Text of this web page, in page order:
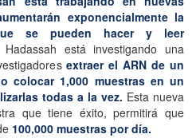
exponencialmente la
se pueden hacer y leer
está investigando una
extraer el ARN de un
colocar 1,000 muestras en un
todas a la vez. Esta nueva
que tiene éxito, permitirá que
100,000 muestras por día.